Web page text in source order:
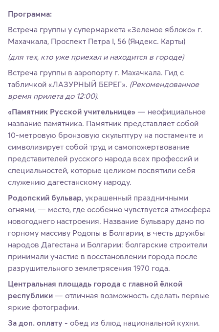
Программа:
Встреча группы у супермаркета «Зеленое яблоко» г.
Махачкала, Проспект Петра I, 56 (Яндекс. Карты)
(для тех, кто уже приехал и находится в городе)
Встреча группы в аэропорту г. Махачкала. Гид с
табличкой «ЛАЗУРНЫЙ БЕРЕГ». (Рекомендованное
время прилета до 12:00).
«Памятник Русской учительнице» — неофициальное
название памятника. Памятник представляет собой
10-метровую бронзовую скульптуру на постаменте и
символизирует собой труд и самопожертвование
представителей русского народа всех профессий и
специальностей, которые целиком посвятили себя
служению дагестанскому народу.
Родопский бульвар, украшенный праздничными
огнями, — место, где особенно чувствуется атмосфера
новогоднего настроения. Название бульвару дано по
горному массиву Родопы в Болгарии, в честь дружбы
народов Дагестана и Болгарии: болгарские строители
принимали участие в восстановлении города после
разрушительного землетрясения 1970 года.
Центральная площадь города с главной ёлкой
республики — отличная возможность сделать первые
яркие фотографии.
За доп. оплату - обед из блюд национальной кухни.